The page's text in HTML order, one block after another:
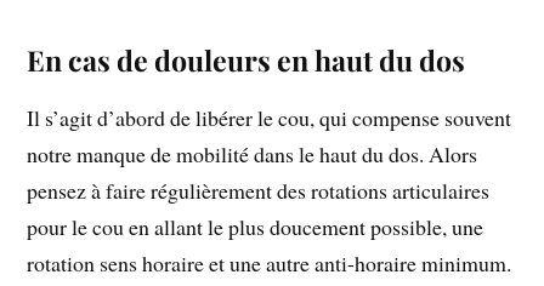
En cas de douleurs en haut du dos
Il s’agit d’abord de libérer le cou, qui compense souvent
notre manque de mobilité dans le haut du dos. Alors
pensez à faire régulièrement des rotations articulaires
pour le cou en allant le plus doucement possible, une
rotation sens horaire et une autre anti-horaire minimum.